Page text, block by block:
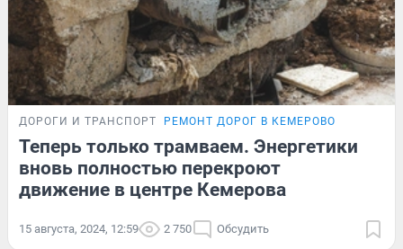
ДОРОГИ И ТРАНСПОРТ РЕМОНТ ДОРОГ В КЕМЕРОВО
Теперь только трамваем. Энергетики
вновь полностью перекроют
движение в центре Кемерова
15 августа, 2024, 12:59 2 750 Обсудить